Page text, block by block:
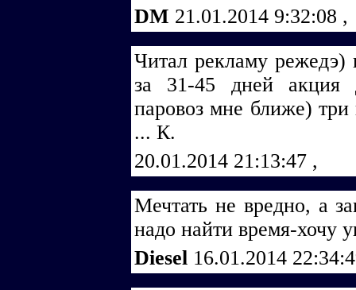
DM 21.01.2014 9:32:08 ,
Читал рекламу режедэ)
за 31-45 дней акция
паровоз мне ближе)
... К.
20.01.2014 21:13:47 ,
Мечтать не вредно, а
надо найти время-хочу
Diesel 16.01.2014